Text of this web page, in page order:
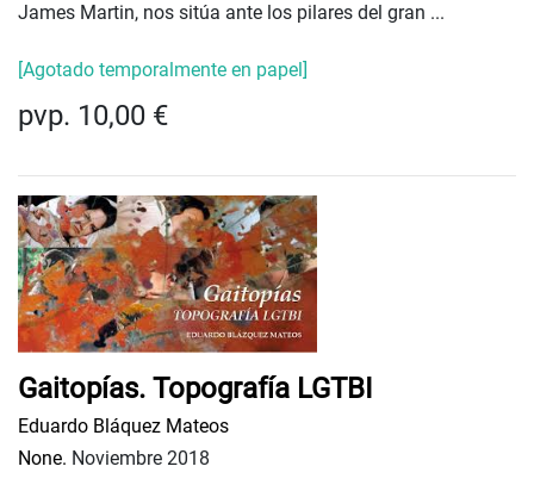
James Martin, nos sitúa ante los pilares del gran ...
[Agotado temporalmente en papel]
pvp. 10,00 €
Gaitopías. Topografía LGTBI
Eduardo Bláquez Mateos
None. Noviembre 2018